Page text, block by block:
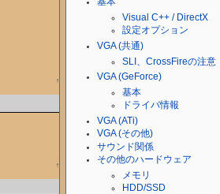
Visual C++ / DirectX
設定オプション
VGA (共通)
SLI、CrossFireの注意
VGA (GeForce)
基本
ドライバ情報
VGA (ATi)
VGA (その他)
サウンド関係
その他のハードウェア
メモリ
HDD/SSD
↑
↑